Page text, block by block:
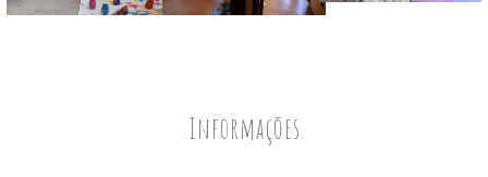
Informações